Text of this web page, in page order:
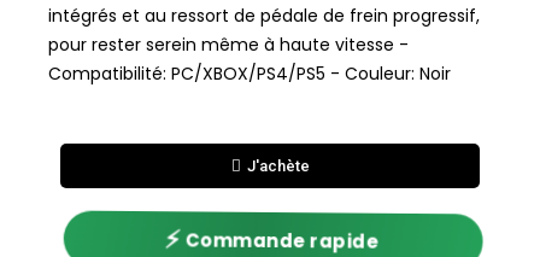
intégrés et au ressort de pédale de frein progressif,
pour rester serein même à haute vitesse -
Compatibilité: PC/XBOX/PS4/PS5 - Couleur: Noir
J'achète
⚡Commande rapide